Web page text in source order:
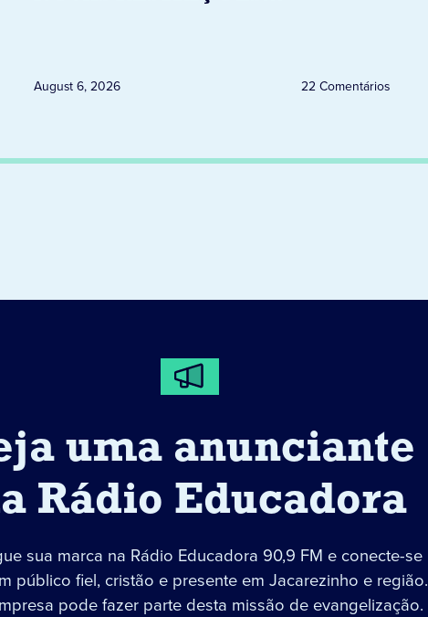
August 6, 2026 22 Comentários
uma anunciante
Rádio Educadora
sua marca na Rádio Educadora 90,9 FM e conecte-se
público fiel, cristão e presente em Jacarezinho e região.
pode fazer parte desta missão de evangelização.